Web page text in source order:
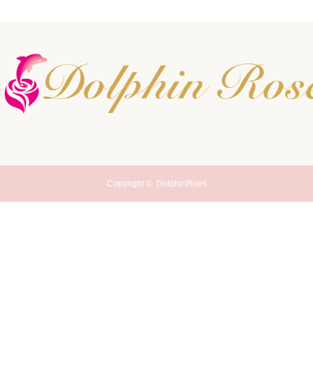
Copyright © DolphinRoes